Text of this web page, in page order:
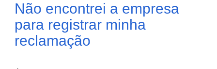
Não encontrei a empresa
para registrar minha
reclamação